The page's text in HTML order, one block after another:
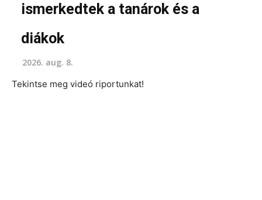
ismerkedtek a tanárok és a
diákok
2026. aug. 8.
Tekintse meg videó riportunkat!